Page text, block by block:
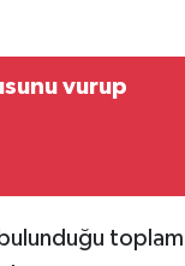
vurup
toplam